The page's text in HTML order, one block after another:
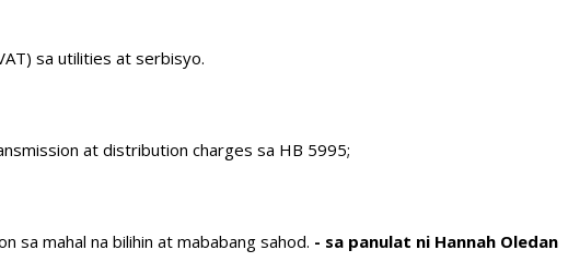
sa utilities at serbisyo.
at distribution charges sa HB 5995;
sa mahal na bilihin at mababang sahod. - sa panulat ni Hannah Oledan